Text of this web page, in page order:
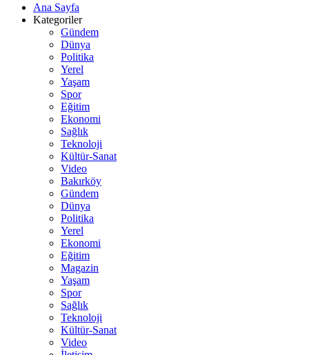
Ana Sayfa
Kategoriler
Gündem
Dünya
Politika
Yerel
Yaşam
Spor
Eğitim
Ekonomi
Sağlık
Teknoloji
Kültür-Sanat
Video
Bakırköy
Gündem
Dünya
Politika
Yerel
Ekonomi
Eğitim
Magazin
Yaşam
Spor
Sağlık
Teknoloji
Kültür-Sanat
Video